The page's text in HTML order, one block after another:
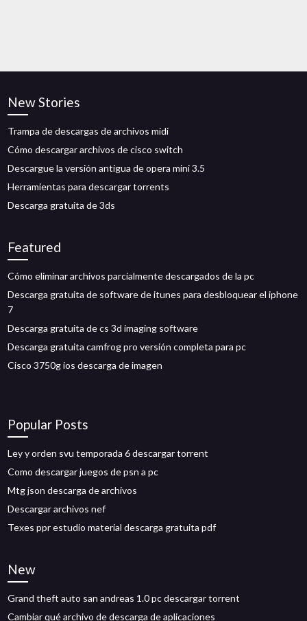
New Stories
Trampa de descargas de archivos midi
Cómo descargar archivos de cisco switch
Descargue la versión antigua de opera mini 3.5
Herramientas para descargar torrents
Descarga gratuita de 3ds
Featured
Cómo eliminar archivos parcialmente descargados de la pc
Descarga gratuita de software de itunes para desbloquear el iphone
7
Descarga gratuita de cs 3d imaging software
Descarga gratuita camfrog pro versión completa para pc
Cisco 3750g ios descarga de imagen
Popular Posts
Ley y orden svu temporada 6 descargar torrent
Como descargar juegos de psn a pc
Mtg json descarga de archivos
Descargar archivos nef
Texes ppr estudio material descarga gratuita pdf
New
Grand theft auto san andreas 1.0 pc descargar torrent
Cambiar qué archivo de descarga de aplicaciones